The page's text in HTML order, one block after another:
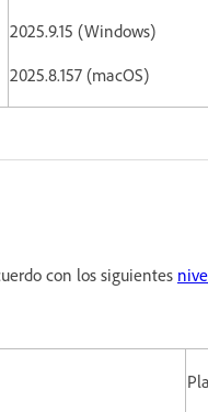
2025.9.15 (Windows)
2025.8.157 (macOS)
con los siguientes